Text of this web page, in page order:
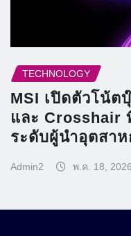
TECHNOLOGY
MSI เปิดตัวโน้ต
และ Crosshair
ระดับผู้นำอุตสา
Admin2 พ.ค. 18, 2026